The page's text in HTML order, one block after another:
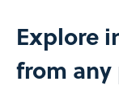
Explore
from